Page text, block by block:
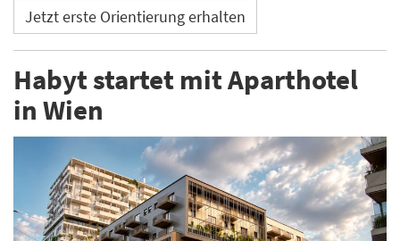
Jetzt erste Orientierung erhalten
Habyt startet mit Aparthotel
in Wien